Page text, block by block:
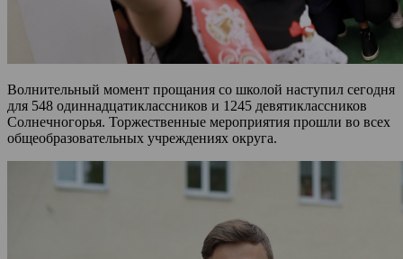
Волнительный момент прощания со школой наступил сегодня
для 548 одиннадцатиклассников и 1245 девятиклассников
Солнечногорья. Торжественные мероприятия прошли во всех
общеобразовательных учреждениях округа.